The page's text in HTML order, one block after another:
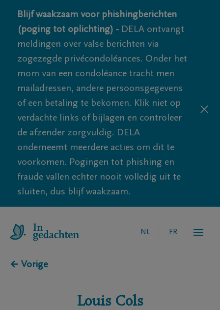
Blijf waakzaam voor phishingberichten
(poging tot oplichting) - DELA ontvangt
meldingen over valse berichten via
zogezegde privécondoléances. Onder het
mom van een condoléance tracht men
mailadressen, andere persoonsgegevens
of een betaling te bekomen. Klik niet op
verdachte links of bijlagen en controleer
de afzender zorgvuldig. DELA
onderneemt meerdere acties om dit te
voorkomen. Pogingen tot phishing en
fraude vallen echter nooit volledig uit te
sluiten, dus blijf waakzaam.
NL FR
← Vorige
Louis Cols